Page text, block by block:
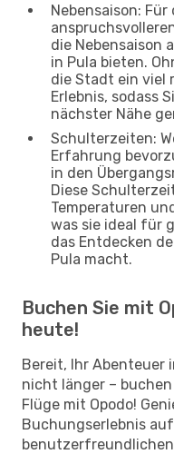
Nebensaison:
die Nebensaison
in Pula bieten.
die Stadt ein viel
Erlebnis, sodass
nächster Nähe
Schulterzeiten:
Erfahrung
in den
Diese
Temperaturen
was sie ideal für
das Entdecken
Pula macht.
Buchen Sie mit
heute!
Bereit, Ihr Abenteuer
nicht länger –
Flüge mit Opodo!
Buchungserlebnis